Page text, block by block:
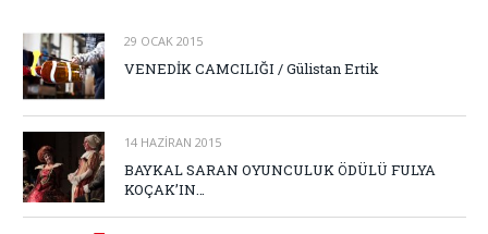
29 OCAK 2015
VENEDİK CAMCILIĞI / Gülistan Ertik
14 HAZIRAN 2015
BAYKAL SARAN OYUNCULUK ÖDÜLÜ FULYA
KOÇAK’IN…